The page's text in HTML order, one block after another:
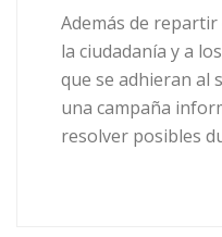
Además de
la ciudadanía y a
que se adhieran al
una campaña
resolver posibles